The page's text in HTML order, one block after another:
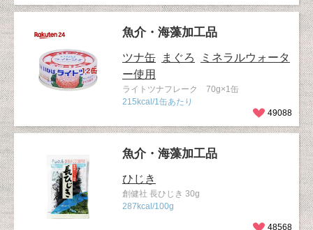
魚介・海藻加工品
ツナ缶 まぐろ
ミネラルウォータ
ー使用
ライトツナフレーク 70g×1缶
215kcal/1缶あたり
49088
魚介・海藻加工品
ひじき
創健社 長ひじき 30g
287kcal/100g
48568